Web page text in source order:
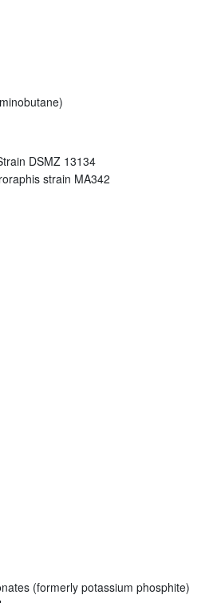
DSMZ 13134
strain MA342
(formerly potassium phosphite)